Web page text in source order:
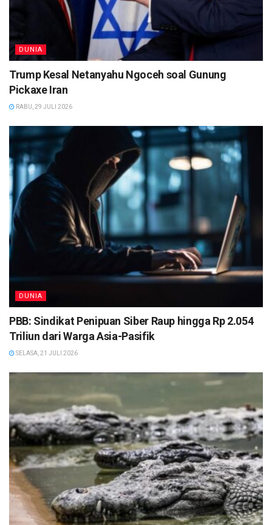
DUNIA
Trump Kesal Netanyahu Ngoceh soal Gunung
Pickaxe Iran
RABU, 29 JULI 2026
DUNIA
PBB: Sindikat Penipuan Siber Raup hingga Rp 2.054
Triliun dari Warga Asia-Pasifik
SELASA, 21 JULI 2026